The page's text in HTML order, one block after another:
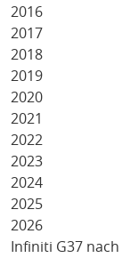
2016
2017
2018
2019
2020
2021
2022
2023
2024
2025
2026
Infiniti G37